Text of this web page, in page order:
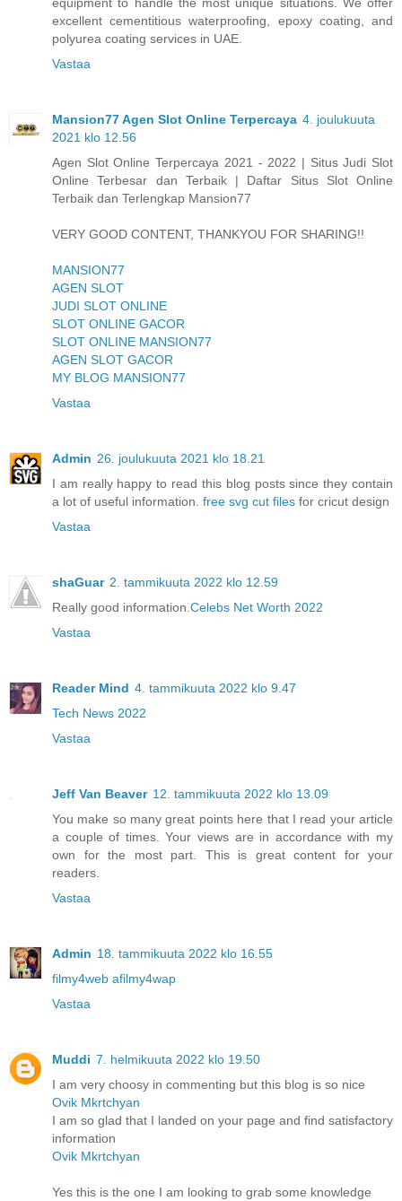
excellent cementitious waterproofing, epoxy coating, and
polyurea coating services in UAE.
Vastaa
Mansion77 Agen Slot Online Terpercaya 4. joulukuuta
2021 klo 12.56
Agen Slot Online Terpercaya 2021 - 2022 | Situs Judi Slot
Online Terbesar dan Terbaik | Daftar Situs Slot Online
Terbaik dan Terlengkap Mansion77
VERY GOOD CONTENT, THANKYOU FOR SHARING!!
MANSION77
AGEN SLOT
JUDI SLOT ONLINE
SLOT ONLINE GACOR
SLOT ONLINE MANSION77
AGEN SLOT GACOR
MY BLOG MANSION77
Vastaa
Admin 26. joulukuuta 2021 klo 18.21
I am really happy to read this blog posts since they contain
a lot of useful information. free svg cut files for cricut design
Vastaa
shaGuar 2. tammikuuta 2022 klo 12.59
Really good information. Celebs Net Worth 2022
Vastaa
Reader Mind 4. tammikuuta 2022 klo 9.47
Tech News 2022
Vastaa
Jeff Van Beaver 12. tammikuuta 2022 klo 13.09
You make so many great points here that I read your article
a couple of times. Your views are in accordance with my
own for the most part. This is great content for your
readers.
Vastaa
Admin 18. tammikuuta 2022 klo 16.55
filmy4web afilmy4wap
Vastaa
Muddi 7. helmikuuta 2022 klo 19.50
I am very choosy in commenting but this blog is so nice
Ovik Mkrtchyan
I am so glad that I landed on your page and find satisfactory
information
Ovik Mkrtchyan
Yes this is the one I am looking to grab some knowledge